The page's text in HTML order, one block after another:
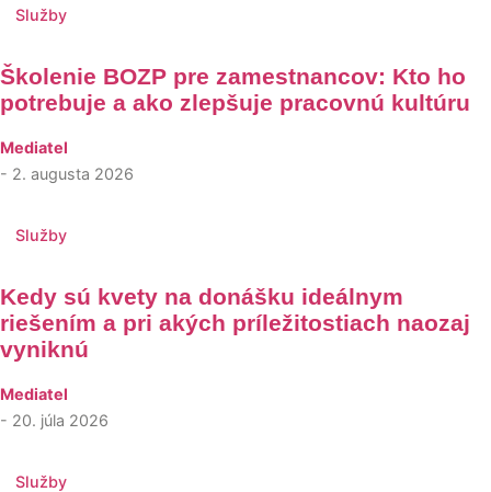
Služby
Školenie BOZP pre zamestnancov: Kto ho
potrebuje a ako zlepšuje pracovnú kultúru
Mediatel
- 2. augusta 2026
Služby
Kedy sú kvety na donášku ideálnym
riešením a pri akých príležitostiach naozaj
vyniknú
Mediatel
- 20. júla 2026
Služby